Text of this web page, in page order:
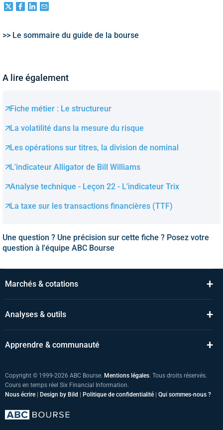
>> Le sommaire du guide de la bourse
A lire également
Fiche métier : Le structureur
La volatilité dans la mesure du risque
Les opérations sur titres, la division de nominal
L'indicateur Alligator de Bill Williams
Analyse technique - Leçon 22 - L'indicateur Trix
La taxe sur les transactions financières (TTF)
Une question ? Une précision sur cette fiche ? Posez votre
question à l'équipe ABC Bourse
Marchés & cotations +
Analyses & outils +
Apprendre & communauté +
Copyright © 1999-2026 ABC Bourse. Mentions légales. Tous droits réservés.
Cours en temps réel Six Financial Information.
Nous écrire | Design by Bild | Politique de confidentialité | Qui sommes-nous ?